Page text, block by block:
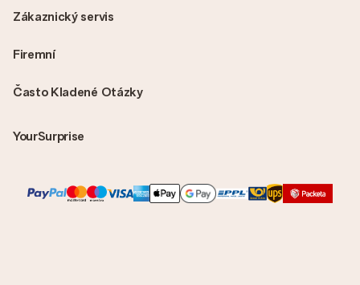
Často Kladené Otázky
YourSurprise
Zákaznický servis
Firemní